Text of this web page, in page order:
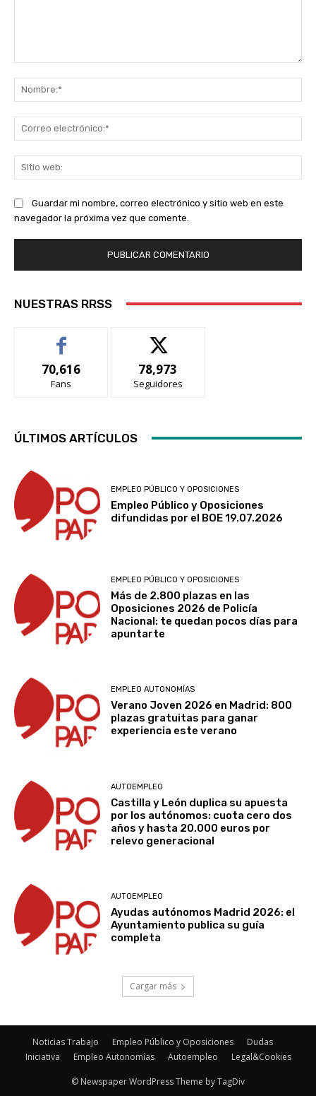
Guardar mi nombre, correo electrónico y sitio web en este
navegador la próxima vez que comente.
NUESTRAS RRSS
70,616
Fans
78,973
Seguidores
ÚLTIMOS ARTÍCULOS
EMPLEO PÚBLICO Y OPOSICIONES
Empleo Público y Oposiciones
difundidas por el BOE 19.07.2026
EMPLEO PÚBLICO Y OPOSICIONES
Más de 2.800 plazas en las
Oposiciones 2026 de Policía
Nacional: te quedan pocos días para
apuntarte
EMPLEO AUTONOMÍAS
Verano Joven 2026 en Madrid: 800
plazas gratuitas para ganar
experiencia este verano
AUTOEMPLEO
Castilla y León duplica su apuesta
por los autónomos: cuota cero dos
años y hasta 20.000 euros por
relevo generacional
AUTOEMPLEO
Ayudas autónomos Madrid 2026: el
Ayuntamiento publica su guía
completa
Cargar más
Noticias Trabajo Empleo Público y Oposiciones
Dudas
Iniciativa
Empleo Autonomías Autoempleo Legal&Cookies
© Newspaper WordPress Theme by TagDiv